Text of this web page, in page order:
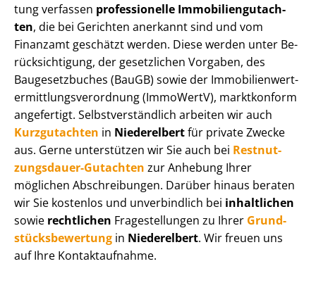
tung verfassen professionelle Im­mo­bi­li­en­gut­ach­
ten, die bei Gerichten anerkannt sind und vom
Finanzamt geschätzt werden. Diese werden unter Be­
rück­sich­ti­gung, der gesetzlichen Vorgaben, des
Baugesetzbuches (BauGB) sowie der Im­mo­bi­li­en­wert­
ermitt­lungs­ver­ord­nung (ImmoWertV), marktkonform
angefertigt. Selbst­ver­ständ­lich arbeiten wir auch
Kurzgutachten in Niederelbertfür private Zwecke
aus. Gerne unterstützen wir Sie auch bei Rest­nut­
zungs­dau­er-Gutachten zur Anhebung Ihrer
möglichen Abschreibungen. Darüber hinaus beraten
wir Sie kostenlos und unverbindlich bei inhaltlichen
sowie rechtlichen Fragestellungen zu Ihrer Grund­
stücks­be­wer­tung in Niederelbert. Wir freuen uns
auf Ihre Kontaktaufnahme.